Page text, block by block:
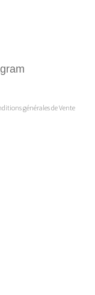
générales de Vente